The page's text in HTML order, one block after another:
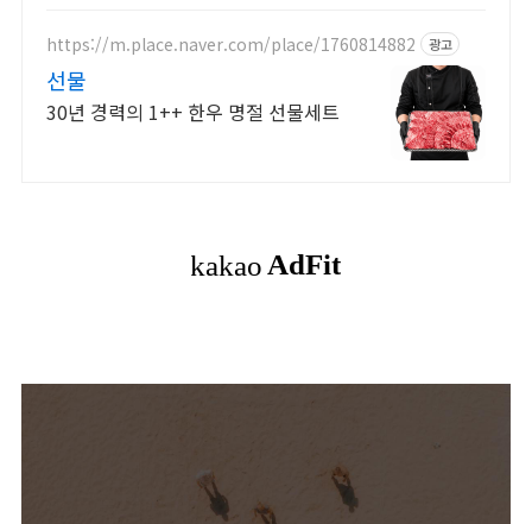
합니다
https://m.place.naver.com/place/1760814882 광고
선물
30년 경력의 1++ 한우 명절 선물세트